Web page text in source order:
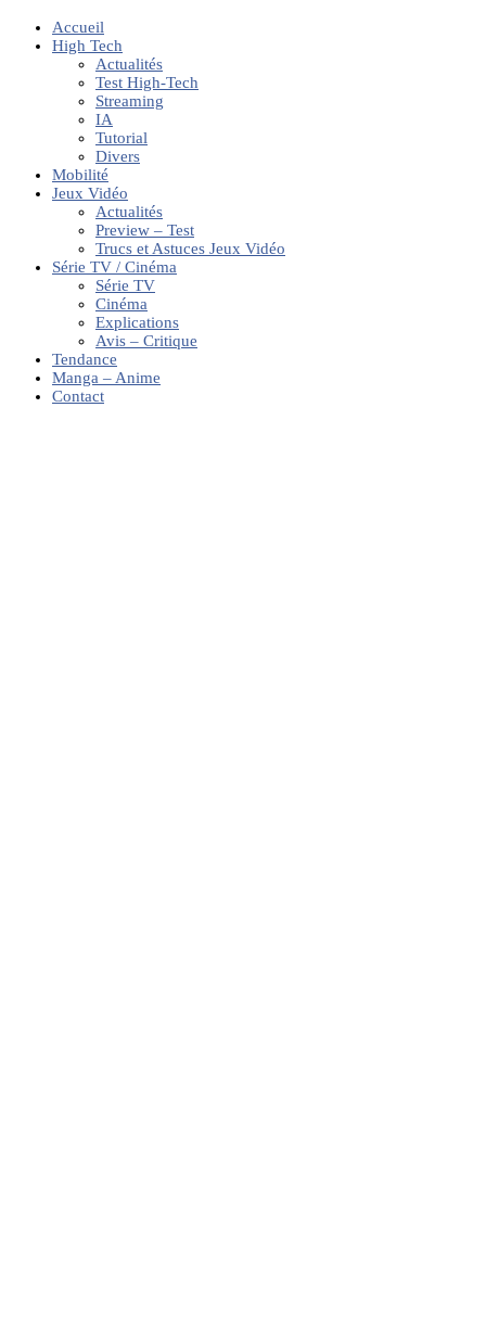
Accueil
High Tech
Actualités
Test High-Tech
Streaming
IA
Tutorial
Divers
Mobilité
Jeux Vidéo
Actualités
Preview – Test
Trucs et Astuces Jeux Vidéo
Série TV / Cinéma
Série TV
Cinéma
Explications
Avis – Critique
Tendance
Manga – Anime
Contact